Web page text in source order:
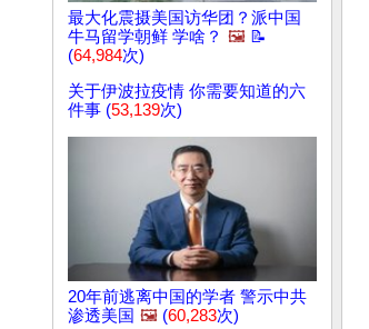
最大化震摄美国访华团？派中国
牛马留学朝鲜 学啥？ 🖼️ 📝
(64,984次)
关于伊波拉疫情 你需要知道的六
件事 (53,139次)
20年前逃离中国的学者 警示中共
渗透美国 🖼️ (60,283次)